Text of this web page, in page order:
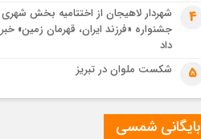
تصاویری از تراکم جمعیت حاضر در میدان
ثورهالعشرین نجف اشرف4
شهردار لاهیجان از اختتامیه بخش شهری
جشنواره «فرزند ایران، قهرمان زمین» خبر
داد
5 شکست ملوان در تبریز
بایگانی شمسی